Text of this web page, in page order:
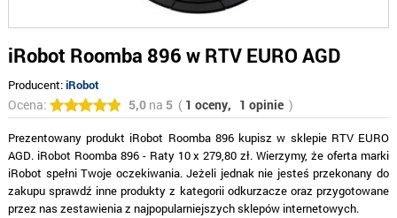
iRobot Roomba 896 w RTV EURO AGD
Producent:iRobot
Ocena: 5,0na 5( 1 oceny, 1 opinie )
Prezentowany produkt iRobot Roomba 896 kupisz w sklepie RTV EURO
AGD. iRobot Roomba 896 - Raty 10 x 279,80 zł. Wierzymy, że oferta marki
iRobot spełni Twoje oczekiwania. Jeżeli jednak nie jesteś przekonany do
zakupu sprawdź inne produkty z kategorii odkurzacze oraz przygotowane
przez nas zestawienia z najpopularniejszych sklepów internetowych.